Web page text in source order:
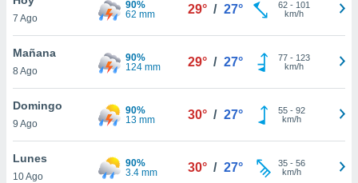
en
más
nuestra
de
7 Ago
90%
62 mm
29° / 27° 62- 101
km/h
Mañana
8 Ago
90%
124 mm
29° / 27° 77- 123
km/h
Domingo
9 Ago
90%
13 mm
30° / 27° 55- 92
km/h
Lunes
10 Ago
90%
3.4 mm
30° / 27° 35- 56
km/h